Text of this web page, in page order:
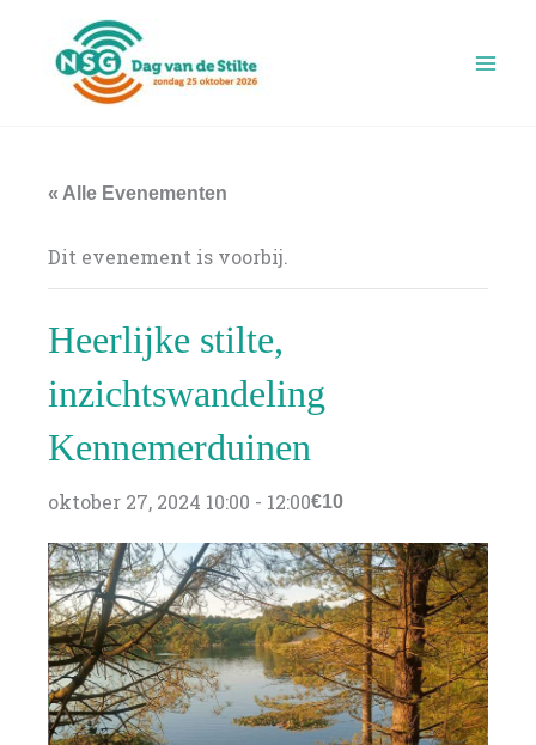
« Alle Evenementen
Dit evenement is voorbij.
Heerlijke stilte,
inzichtswandeling
Kennemerduinen
oktober 27, 2024 10:00 - 12:00€10